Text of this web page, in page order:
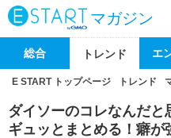
マガジン
総合 トレンド エ
E START トップページ トレンド
ダイソーのコレなんだと
ギュッとまとめる！癖が